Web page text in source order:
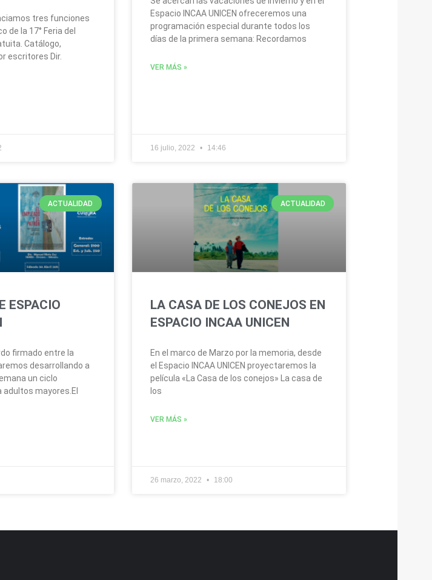
tres funciones
de la 17° Feria del
Catálogo,
escritores Dir.
Espacio INCAA UNICEN ofreceremos una
programación especial durante todos los
días de la primera semana: Recordamos
VER MÁS »
16 julio, 2022 14:46
ACTUALIDAD
ESPACIO
firmado entre la
desarrollando a
un ciclo
mayores.El
ACTUALIDAD
LA CASA DE LOS CONEJOS EN
ESPACIO INCAA UNICEN
En el marco de Marzo por la memoria, desde
el Espacio INCAA UNICEN proyectaremos la
película «La Casa de los conejos» La casa de
los
VER MÁS »
26 marzo, 2022 18:00